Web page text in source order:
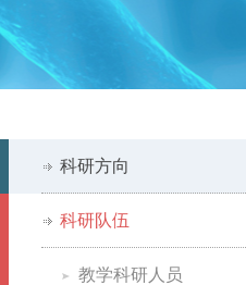
科研方向
科研队伍
教学科研人员